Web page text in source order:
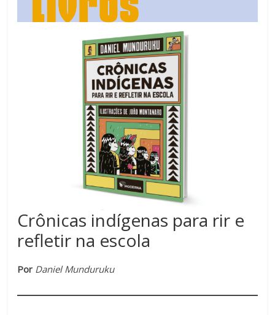
Estamos
dia
dia.
explorar
Crônicas indígenas para rir e
refletir na escola
Por Daniel Munduruku